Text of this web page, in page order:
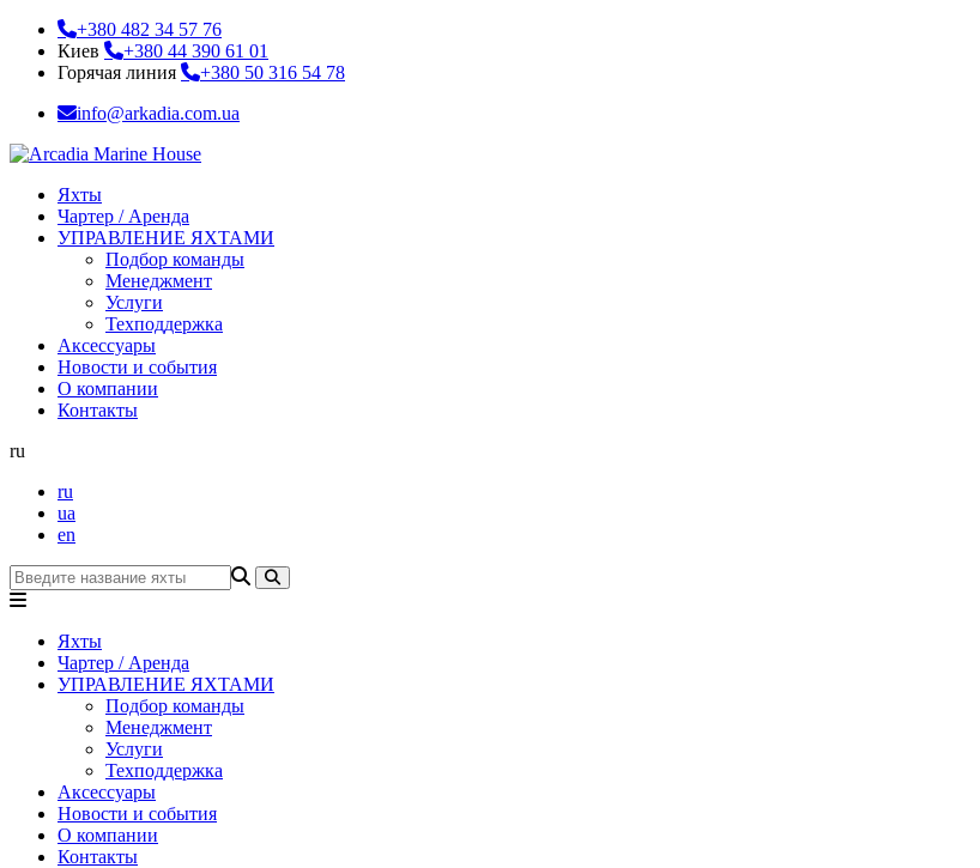
+380 482 34 57 76
Киев
+380 44 390 61 01
Горячая линия
+380 50 316 54 78
info@arkadia.com.ua
Яхты
Чартер / Аренда
УПРАВЛЕНИЕ ЯХТАМИ
Подбор команды
Менеджмент
Услуги
Техподдержка
Аксессуары
Новости и события
О компании
Контакты
ru
ru
ua
en
Яхты
Чартер / Аренда
УПРАВЛЕНИЕ ЯХТАМИ
Подбор команды
Менеджмент
Услуги
Техподдержка
Аксессуары
Новости и события
О компании
Контакты